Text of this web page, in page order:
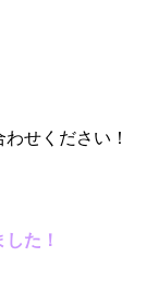
せください！
た！